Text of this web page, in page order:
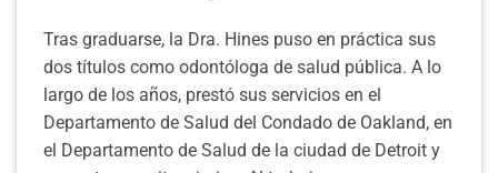
Tras graduarse, la Dra. Hines puso en práctica sus
dos títulos como odontóloga de salud pública. A lo
largo de los años, prestó sus servicios en el
Departamento de Salud del Condado de Oakland, en
el Departamento de Salud de la ciudad de Detroit y